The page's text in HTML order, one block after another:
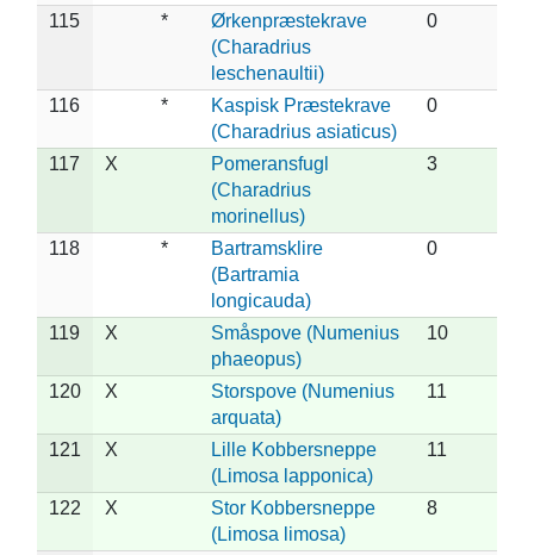
115 *
Ørkenpræstekrave
(Charadrius
leschenaultii)
0
116 *
Kaspisk Præstekrave
(Charadrius asiaticus)
0
117 X
Pomeransfugl
(Charadrius
morinellus)
3
118 *
Bartramsklire
(Bartramia
longicauda)
0
119 X
Småspove (Numenius
phaeopus)
10
120 X
Storspove (Numenius
arquata)
11
121 X
Lille Kobbersneppe
(Limosa lapponica)
11
122 X
Stor Kobbersneppe
(Limosa limosa)
8